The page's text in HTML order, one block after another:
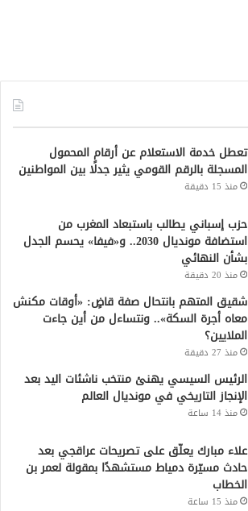
تعطل خدمة الاستعلام عن أرقام المحمول
المسجلة بالرقم القومي يثير جدلًا بين المواطنين
منذ 15 دقيقة
حزب إسباني يطالب باستبعاد المغرب من
استضافة مونديال 2030.. و«فيفا» يحسم الجدل
بشأن النهائي
منذ 20 دقيقة
شقيق المتهم بانتحال صفة قاضٍ: «أوقات مكنش
معاه أجرة السكة».. ونتساءل من أين جاءت
الملايين؟
منذ 27 دقيقة
الرئيس السيسي يهنئ منتخب ناشئات اليد بعد
الإنجاز التاريخي في مونديال العالم
منذ 14 ساعة
علاء مبارك يعلّق على تصريحات عراقجي بعد
حادث مسيّرة دمياط مستشهدًا بمقولة لعمر بن
الخطاب
منذ 15 ساعة